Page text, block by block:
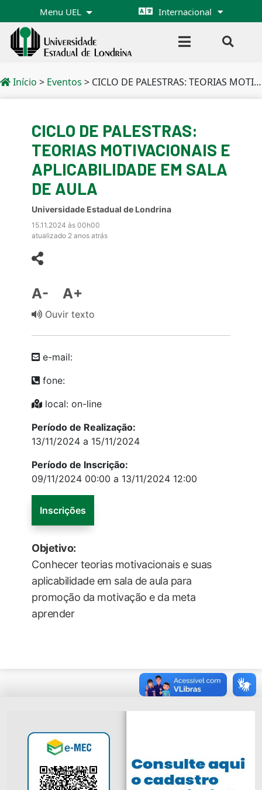
Menu UEL Internacional
Início > Eventos > CICLO DE PALESTRAS: TEORIAS MOTIVACIONAIS E APLICABILIDADE EM SALA DE AULA
CICLO DE PALESTRAS:
TEORIAS MOTIVACIONAIS E
APLICABILIDADE EM SALA
DE AULA
Universidade Estadual de Londrina
15.11.2024 às 00h00
atualizado 2 anos atrás
A- A+
Ouvir texto
e-mail:
fone:
local: on-line
Período de Realização:
13/11/2024 a 15/11/2024
Período de Inscrição:
09/11/2024 00:00 a 13/11/2024 12:00
Inscrições
Objetivo:
Conhecer teorias motivacionais e suas
aplicabilidade em sala de aula para
promoção da motivação e da meta
aprender